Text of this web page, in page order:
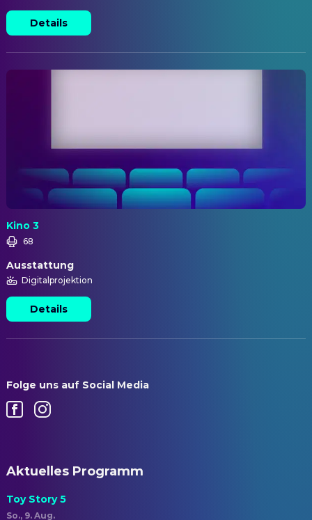
Details
Kino 3
68
Ausstattung
Digitalprojektion
Details
Folge uns auf Social Media
Aktuelles Programm
Toy Story 5
So., 9. Aug.